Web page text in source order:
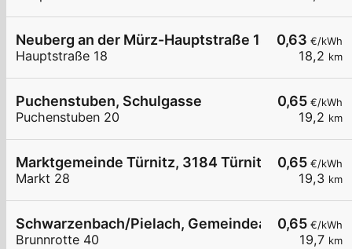
0,63 €/kWh
18,2 km
Neuberg an der Mürz-Hauptstraße 18
Hauptstraße 18
0,65 €/kWh
19,2 km
Puchenstuben, Schulgasse
Puchenstuben 20
0,65 €/kWh
19,3 km
Marktgemeinde Türnitz, 3184 Türnitz, Markt 28
Markt 28
0,65 €/kWh
19,7 km
Schwarzenbach/Pielach, Gemeindeamt
Brunnrotte 40